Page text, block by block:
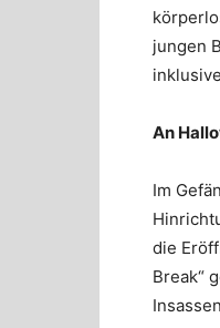
jungen
An
Im
die
Break“